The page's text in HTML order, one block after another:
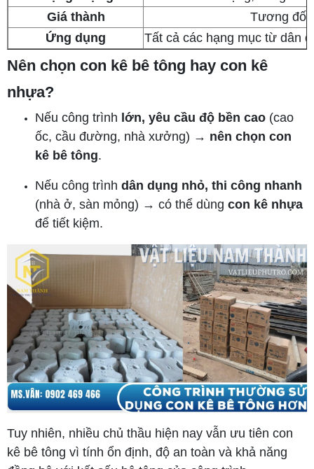
Giá thành
Tương đối
Ứng dụng
Tất cả các hạng mục từ dân
Nên chọn con kê bê tông hay con kê
nhựa?
Nếu công trình lớn, yêu cầu độ bền cao (cao
ốc, cầu đường, nhà xưởng) → nên chọn con
kê bê tông.
Nếu công trình dân dụng nhỏ, thi công nhanh
(nhà ở, sàn mỏng) → có thể dùng con kê nhựa
để tiết kiệm.
Tuy nhiên, nhiều chủ thầu hiện nay vẫn ưu tiên con
kê bê tông vì tính ổn định, độ an toàn và khả năng